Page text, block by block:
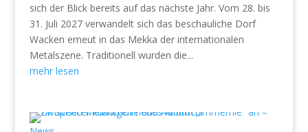
sich der Blick bereits auf das nächste Jahr. Vom 28. bis
31. Juli 2027 verwandelt sich das beschauliche Dorf
Wacken erneut in das Mekka der internationalen
Metalszene. Traditionell wurden die...
mehr lesen